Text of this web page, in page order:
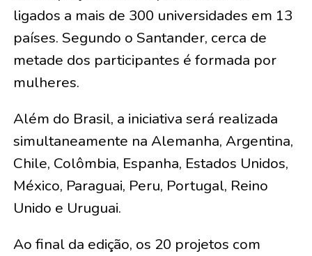
ligados a mais de 300 universidades em 13
países. Segundo o Santander, cerca de
metade dos participantes é formada por
mulheres.
Além do Brasil, a iniciativa será realizada
simultaneamente na Alemanha, Argentina,
Chile, Colômbia, Espanha, Estados Unidos,
México, Paraguai, Peru, Portugal, Reino
Unido e Uruguai.
Ao final da edição, os 20 projetos com